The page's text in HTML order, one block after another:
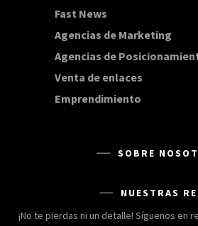
Fast News
Agencias de Marketing
Agencias de
Venta de enlaces
Emprendimiento
SOBRE
NUESTRAS
¡No te pierdas ni un detalle! Síguenos en